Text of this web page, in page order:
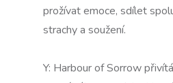
prožívat emoce, sdílet
strachy a soužení.
Y: Harbour of Sorrow